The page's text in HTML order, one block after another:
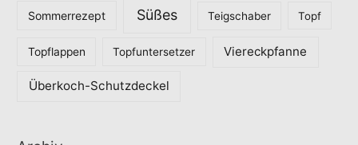
Sommerrezept Süßes Teigschaber Topf
Topflappen Topfuntersetzer Viereckpfanne
Überkoch-Schutzdeckel